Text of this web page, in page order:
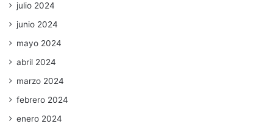
julio 2024
junio 2024
mayo 2024
abril 2024
marzo 2024
febrero 2024
enero 2024